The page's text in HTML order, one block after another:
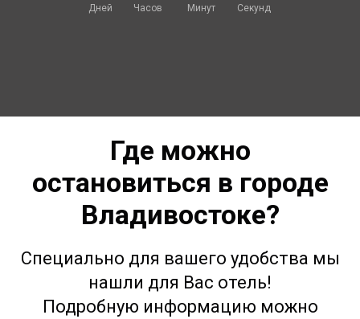
Дней Часов Минут Секунд
Где можно
остановиться в городе
Владивостоке?
Специально для вашего удобства мы
нашли для Вас отель!
Подробную информацию можно